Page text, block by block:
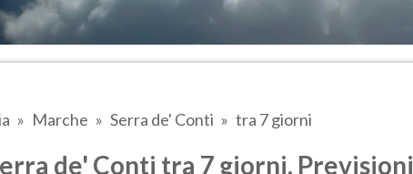
Marche Serra de' Conti tra 7 giorni
de' Conti tra 7 giorni. Previsioni